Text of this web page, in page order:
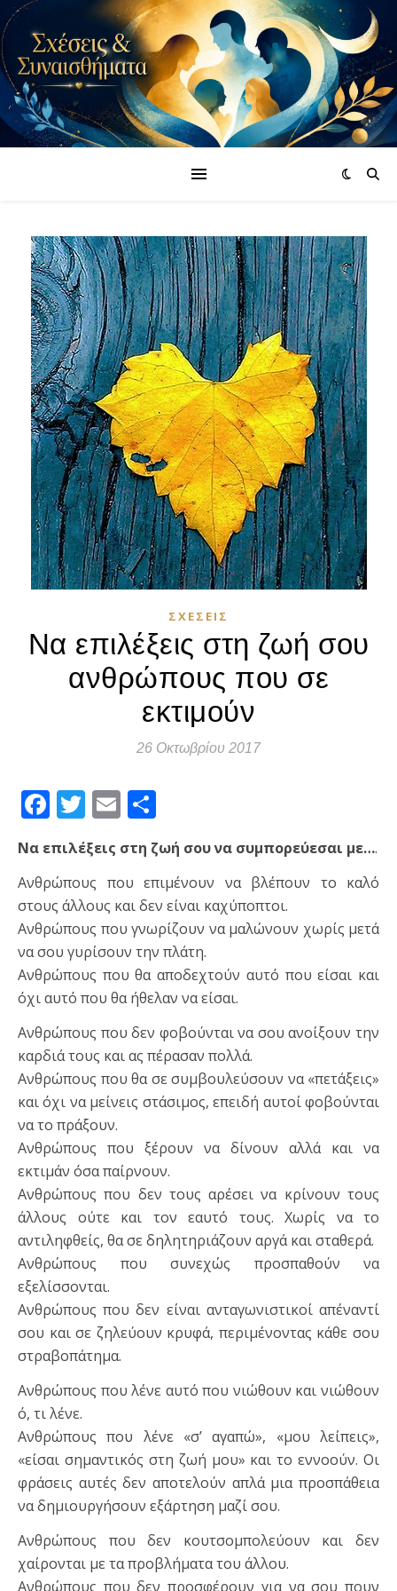
ΣΧΈΣΕΙΣ
Να επιλέξεις στη ζωή σου
ανθρώπους που σε
εκτιμούν
26 Οκτωβρίου 2017
Facebook
Twitter
Email
Να επιλέξεις στη ζωή σου να συμπορεύεσαι με….
Ανθρώπους που επιμένουν να βλέπουν το καλό
στους άλλους και δεν είναι καχύποπτοι.
Ανθρώπους που γνωρίζουν να μαλώνουν χωρίς μετά
να σου γυρίσουν την πλάτη.
Ανθρώπους που θα αποδεχτούν αυτό που είσαι και
όχι αυτό που θα ήθελαν να είσαι.
Ανθρώπους που δεν φοβούνται να σου ανοίξουν την
καρδιά τους και ας πέρασαν πολλά.
Ανθρώπους που θα σε συμβουλεύσουν να «πετάξεις»
και όχι να μείνεις στάσιμος, επειδή αυτοί φοβούνται
να το πράξουν.
Ανθρώπους που ξέρουν να δίνουν αλλά και να
εκτιμάν όσα παίρνουν.
Ανθρώπους που δεν τους αρέσει να κρίνουν τους
άλλους ούτε και τον εαυτό τους. Χωρίς να το
αντιληφθείς, θα σε δηλητηριάζουν αργά και σταθερά.
Ανθρώπους που συνεχώς προσπαθούν να
εξελίσσονται.
Ανθρώπους που δεν είναι ανταγωνιστικοί απέναντί
σου και σε ζηλεύουν κρυφά, περιμένοντας κάθε σου
στραβοπάτημα.
Ανθρώπους που λένε αυτό που νιώθουν και νιώθουν
ό, τι λένε.
Ανθρώπους που λένε «σ’ αγαπώ», «μου λείπεις»,
«είσαι σημαντικός στη ζωή μου» και το εννοούν. Οι
φράσεις αυτές δεν αποτελούν απλά μια προσπάθεια
να δημιουργήσουν εξάρτηση μαζί σου.
Ανθρώπους που δεν κουτσομπολεύουν και δεν
χαίρονται με τα προβλήματα του άλλου.
Ανθρώπους που δεν προσφέρουν για να σου πουν